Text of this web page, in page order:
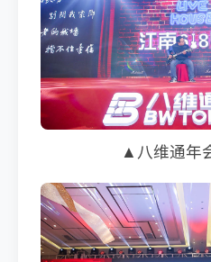
▲八维通年